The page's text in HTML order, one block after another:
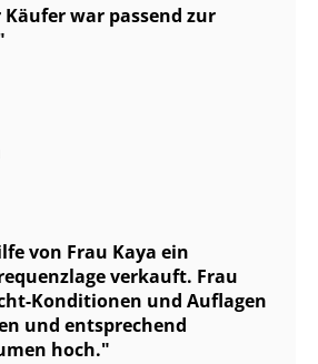
war passend zur
von Frau Kaya ein
verkauft. Frau
Konditionen und Auflagen
und entsprechend
hoch.